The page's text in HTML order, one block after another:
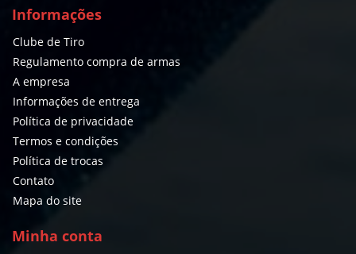
Informações
Clube de Tiro
Regulamento compra de armas
A empresa
Informações de entrega
Política de privacidade
Termos e condições
Política de trocas
Contato
Mapa do site
Minha conta